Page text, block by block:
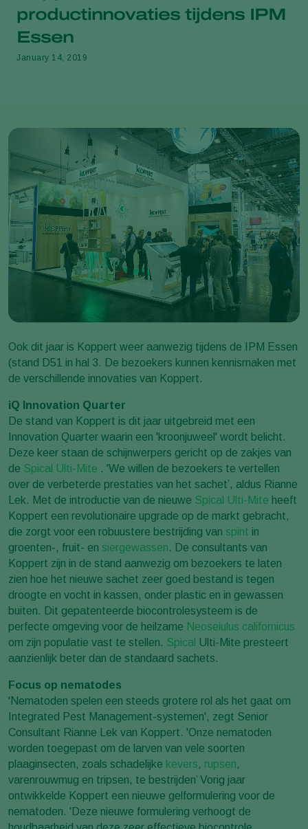
productinnovaties tijdens IPM
Essen
January 14, 2019
Ook dit jaar is Koppert weer aanwezig tijdens de IPM Essen
(stand D51 in hal 3. De bezoekers kunnen kennismaken met
de verschillende innovaties van Koppert.
iQ Innovation Quarter
De stand van Koppert is dit jaar uitgebreid met een
Innovation Quarter waarin een 'kroonjuweel' wordt belicht.
Deze keer staan de schijnwerpers gericht op de zakjes van
de Spical Ulti-Mite . 'We willen de bezoekers te vertellen
over de verbeterde prestaties van het sachet’, aldus Rianne
Lek. Met de introductie van de nieuwe Spical Ulti-Mite heeft
Koppert een revolutionaire upgrade op de markt gebracht,
die zorgt voor een robuustere bestrijding van spint in
groenten-, fruit- en siergewassen. De consultants van
Koppert zijn in de stand aanwezig om bezoekers te laten
zien hoe het nieuwe sachet zeer goed bestand is tegen
droogte en vocht in kassen, onder plastic en in gewassen
buiten. Dit gepatenteerde biocontrolesysteem is de
perfecte omgeving voor de heilzame Neoseiulus californicus
om zijn populatie vast te stellen. Spical Ulti-Mite presteert
aanzienlijk beter dan de standaard sachets.
Focus op nematodes
'Nematoden spelen een steeds grotere rol als het gaat om
Integrated Pest Management-systemen', zegt Senior
Consultant Rianne Lek van Koppert. 'Onze nematoden
worden toegepast om de larven van vele soorten
plaaginsecten, zoals schadelijke kevers, rupsen,
varenrouwmug en tripsen, te bestrijden’ Vorig jaar
ontwikkelde Koppert een nieuwe gelformulering voor de
nematoden. 'Deze nieuwe formulering verhoogt de